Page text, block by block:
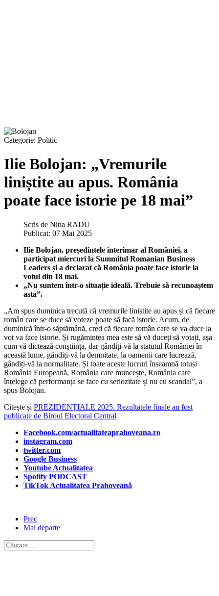
Categorie: Politic
Ilie Bolojan: „Vremurile
liniștite au apus. România
poate face istorie pe 18 mai”
Scris de Nina RADU
Publicat: 07 Mai 2025
Ilie Bolojan, președintele interimar al României, a
participat miercuri la Summitul Romanian Business
Leaders și a declarat că România poate face istorie la
votul din 18 mai.
„Nu suntem într-o situație ideală. Trebuie să recunoaștem
asta”.
„Am spus duminica trecută că vremurile liniștite au apus și că fiecare
român care se duce să voteze poate să facă istorie. Acum, de
duminică într-o săptămână, cred că fiecare român care se va duce la
vot va face istorie. Și rugămintea mea este să vă duceți să votați, așa
cum vă dictează conștiința, dar gândiți-vă la statutul României în
această lume, gândiți-vă la demnitate, la oamenii care lucrează,
gândiți-vă la normalitate. Și toate aceste lucruri înseamnă totuși
România Europeană, România care muncește, România care
înțelege că performanța se face cu seriozitate și nu cu scandal”, a
spus Bolojan.
Citește și PREZIDENȚIALE 2025. Rezultatele finale au fost
publicate de Biroul Electoral Central
Facebook.com/actualitateaprahoveana.ro
instagram.com
twitter.com
Google Business
Youtube Actualitatea
Spotify PODCAST
TikTok Actualitatea Prahoveană
Prec
Mai departe